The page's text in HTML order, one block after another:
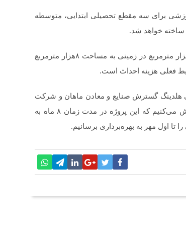
برای سه مقطع تحصیلی ابتدایی، متوسطه
خواهد شد.
مدیرعامل بنیاد یاس فاطمه النبی ادامه داد: این مجتمع به مساحت ۵هزار مترمربع در زمینی به مساحت ۸هزار مترمربع
هلدینگ گسترش صنایع و معادن ماهان و شرکت
توسعه فرآوری صنایع و معادن ماهان سیرجان اقدام خواهد شد و تلاش می‌کنیم که این پروژه در مدت زمان ۸ ماه به
تا اول مهر به بهره‌برداری برسانیم.